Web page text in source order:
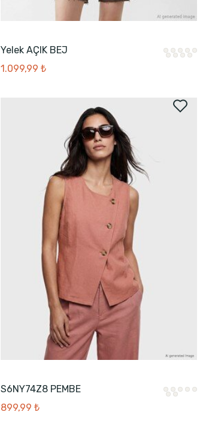
Yelek AÇIK BEJ
1.099,99 ₺
S6NY74Z8 PEMBE
899,99 ₺